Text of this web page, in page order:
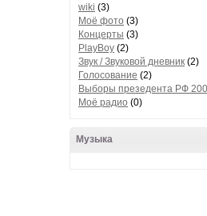
wiki (3)
Моё фото (3)
Концерты (3)
PlayBoy (2)
Звук / Звуковой дневник (2)
Голосование (2)
Выборы презедента РФ
Моё радио (0)
Музыка